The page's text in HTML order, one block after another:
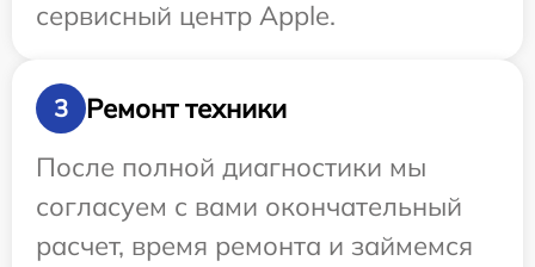
сервисный центр Apple.
3
Ремонт техники
После полной диагностики мы
согласуем с вами окончательный
расчет, время ремонта и займемся